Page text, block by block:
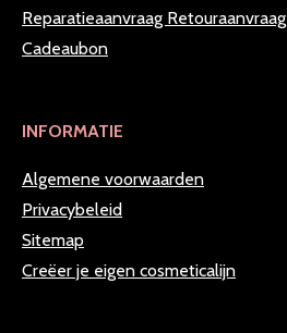
Reparatieaanvraag Retouraanvraag
Cadeaubon
INFORMATIE
Algemene voorwaarden
Privacybeleid
Sitemap
Creëer je eigen cosmeticalijn